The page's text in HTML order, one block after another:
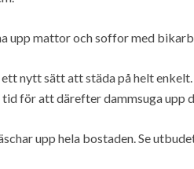
upp mattor och soffor med
nytt sätt att städa på helt
för att därefter dammsuga upp
upp hela bostaden. Se